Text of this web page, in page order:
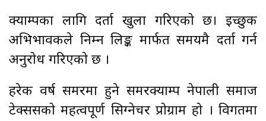
क्याम्पका लागि दर्ता खुला गरिएको छ। इच्छुक
अभिभावकले निम्न लिङ्क मार्फत समयमै दर्ता गर्न
अनुरोध गरिएको छ ।
हरेक वर्ष समरमा हुने समरक्याम्प नेपाली समाज
टेक्ससको महत्वपूर्ण सिग्नेचर प्रोग्राम हो । विगतमा